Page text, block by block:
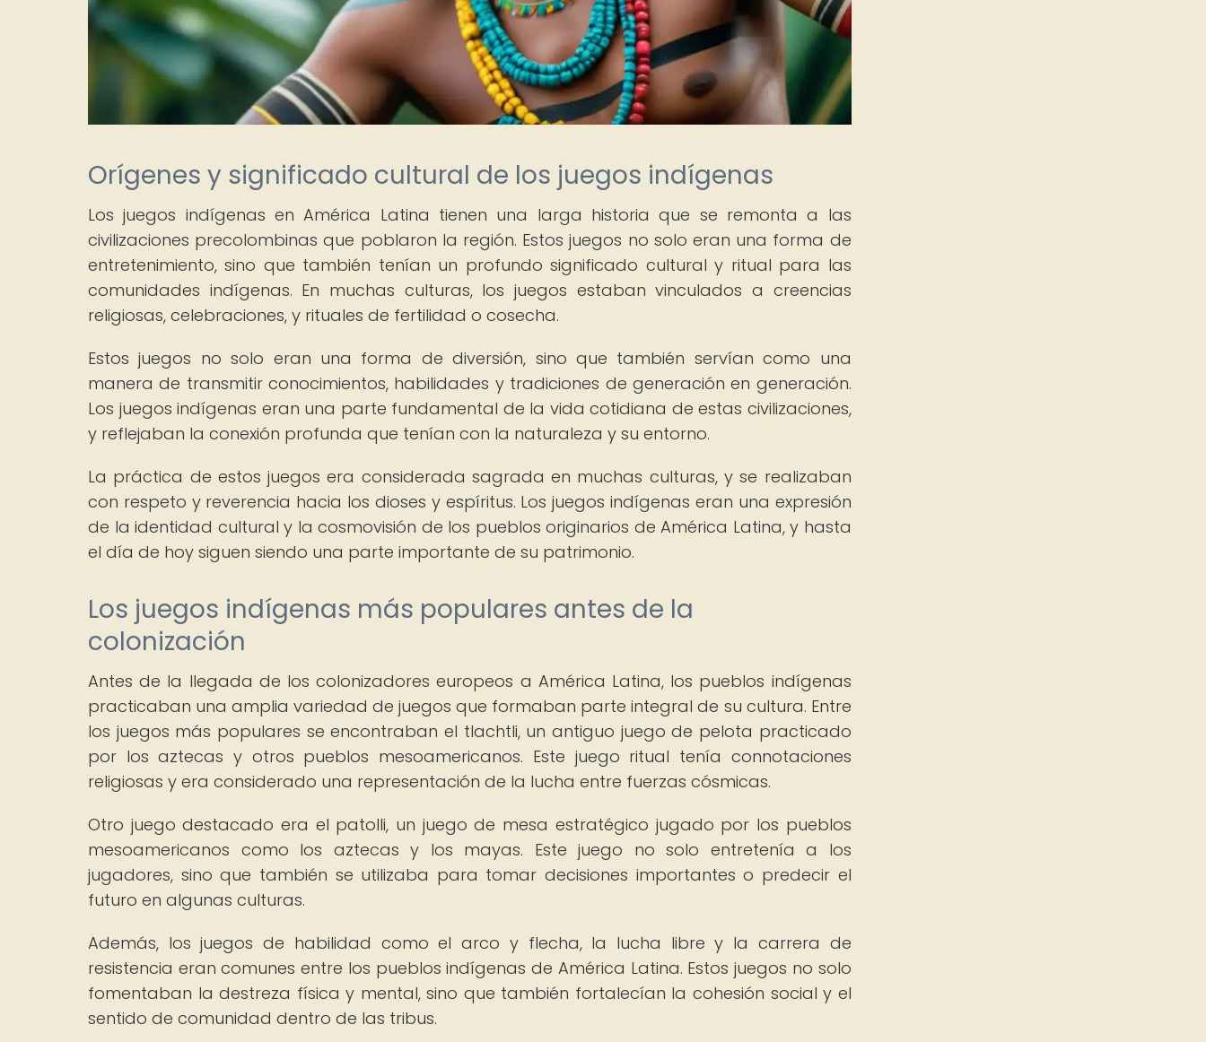
Orígenes y significado cultural de los juegos indígenas
Los juegos indígenas en América Latina tienen una larga historia que se remonta a las
civilizaciones precolombinas que poblaron la región. Estos juegos no solo eran una forma de
entretenimiento, sino que también tenían un profundo significado cultural y ritual para las
comunidades indígenas. En muchas culturas, los juegos estaban vinculados a creencias
religiosas, celebraciones, y rituales de fertilidad o cosecha.
Estos juegos no solo eran una forma de diversión, sino que también servían como una
manera de transmitir conocimientos, habilidades y tradiciones de generación en generación.
Los juegos indígenas eran una parte fundamental de la vida cotidiana de estas civilizaciones,
y reflejaban la conexión profunda que tenían con la naturaleza y su entorno.
La práctica de estos juegos era considerada sagrada en muchas culturas, y se realizaban
con respeto y reverencia hacia los dioses y espíritus. Los juegos indígenas eran una expresión
de la identidad cultural y la cosmovisión de los pueblos originarios de América Latina, y hasta
el día de hoy siguen siendo una parte importante de su patrimonio.
Los juegos indígenas más populares antes de la
colonización
Antes de la llegada de los colonizadores europeos a América Latina, los pueblos indígenas
practicaban una amplia variedad de juegos que formaban parte integral de su cultura. Entre
los juegos más populares se encontraban el tlachtli, un antiguo juego de pelota practicado
por los aztecas y otros pueblos mesoamericanos. Este juego ritual tenía connotaciones
religiosas y era considerado una representación de la lucha entre fuerzas cósmicas.
Otro juego destacado era el patolli, un juego de mesa estratégico jugado por los pueblos
mesoamericanos como los aztecas y los mayas. Este juego no solo entretenía a los
jugadores, sino que también se utilizaba para tomar decisiones importantes o predecir el
futuro en algunas culturas.
Además, los juegos de habilidad como el arco y flecha, la lucha libre y la carrera de
resistencia eran comunes entre los pueblos indígenas de América Latina. Estos juegos no solo
fomentaban la destreza física y mental, sino que también fortalecían la cohesión social y el
sentido de comunidad dentro de las tribus.